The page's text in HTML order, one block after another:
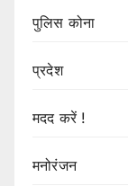
पुलिस कोना
प्रदेश
मदद करें !
मनोरंजन